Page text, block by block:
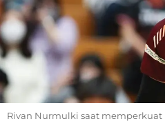
Rivan Nurmulki saat memperkuat